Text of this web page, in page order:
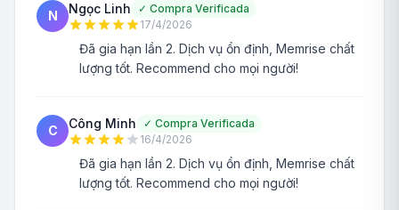
N Ngọc Linh ✓ Compra Verificada
17/4/2026
Đã gia hạn lần 2. Dịch vụ ổn định, Memrise chất
lượng tốt. Recommend cho mọi người!
C Công Minh ✓ Compra Verificada
16/4/2026
Đã gia hạn lần 2. Dịch vụ ổn định, Memrise chất
lượng tốt. Recommend cho mọi người!